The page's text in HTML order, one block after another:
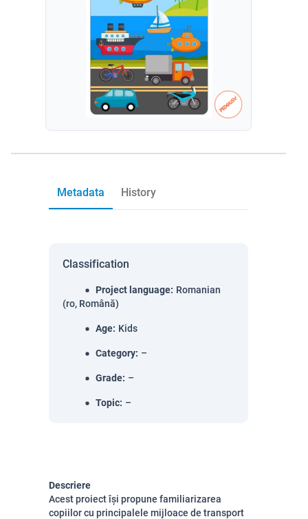
Metadata History
Classification
Project language: Romanian
(ro, Română)
Age: Kids
Category: –
Grade: –
Topic: –
Descriere
Acest proiect își propune familiarizarea
copiilor cu principalele mijloace de transport